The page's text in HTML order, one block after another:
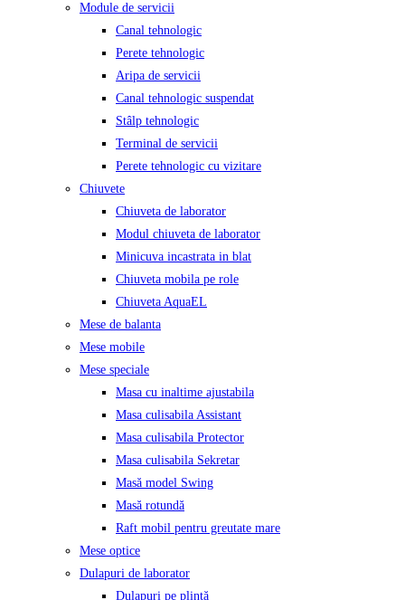
Module de servicii
Canal tehnologic
Perete tehnologic
Aripa de servicii
Canal tehnologic suspendat
Stâlp tehnologic
Terminal de servicii
Perete tehnologic cu vizitare
Chiuvete
Chiuveta de laborator
Modul chiuveta de laborator
Minicuva incastrata in blat
Chiuveta mobila pe role
Chiuveta AquaEL
Mese de balanta
Mese mobile
Mese speciale
Masa cu inaltime ajustabila
Masa culisabila Assistant
Masa culisabila Protector
Masa culisabila Sekretar
Masă model Swing
Masă rotundă
Raft mobil pentru greutate mare
Mese optice
Dulapuri de laborator
Dulapuri pe plintă